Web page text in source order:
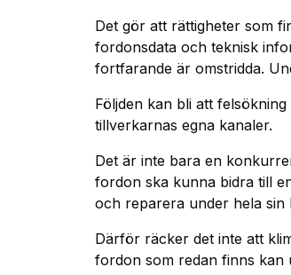
Det gör att rättigheter som
fordonsdata och teknisk
fortfarande är omstridda.
Följden kan bli att
tillverkarnas egna kanaler.
Det är inte bara en
fordon ska kunna bidra till
och reparera under hela sin
Därför räcker det inte att
fordon som redan finns kan